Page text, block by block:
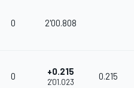
0 2'00.808
0 +0.215
2'01.023
0.215